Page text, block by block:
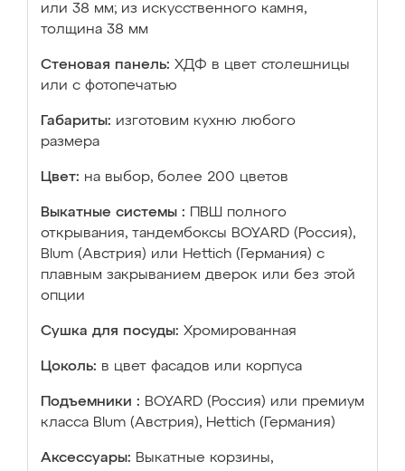
или 38 мм; из искусственного камня,
толщина 38 мм
Стеновая панель: ХДФ в цвет столешницы
или с фотопечатью
Габариты: изготовим кухню любого
размера
Цвет: на выбор, более 200 цветов
Выкатные системы :
ПВШ полного
открывания, тандембоксы BOYARD (Россия),
Blum (Австрия) или Hettich (Германия) с
плавным закрыванием дверок или без этой
опции
Сушка для посуды: Хромированная
Цоколь: в цвет фасадов или корпуса
Подъемники : BOYARD (Россия) или премиум
класса Blum (Австрия), Hettich (Германия)
Аксессуары: Выкатные корзины,